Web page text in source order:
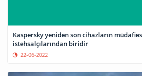
Kaspersky yenidən son cihazların
istehsalçılarından biridir
22-06-2022